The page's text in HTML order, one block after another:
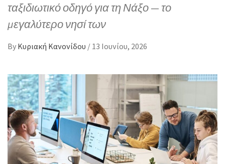
ταξιδιωτικό οδηγό για τη Νάξο — το
μεγαλύτερο νησί των
By Κυριακή Κανονίδου / 13 Ιουνίου, 2026